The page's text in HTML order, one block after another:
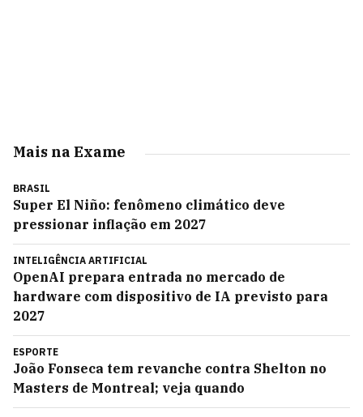
Mais na Exame
BRASIL
Super El Niño: fenômeno climático deve
pressionar inflação em 2027
INTELIGÊNCIA ARTIFICIAL
OpenAI prepara entrada no mercado de
hardware com dispositivo de IA previsto para
2027
ESPORTE
João Fonseca tem revanche contra Shelton no
Masters de Montreal; veja quando